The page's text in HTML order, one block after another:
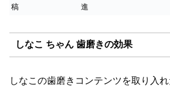
稿
進
しなこ ちゃん 歯磨きの効果
しなこの歯磨きコンテンツを取り入